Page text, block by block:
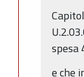
spesa
e che